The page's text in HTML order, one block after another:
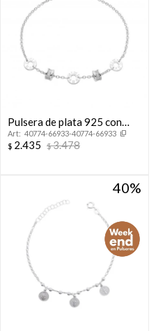
Pulsera de plata 925 con
circonias.
40774-66933-40774-66933
$ 2.435 $3.478
40